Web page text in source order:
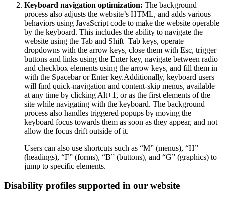
Keyboard navigation optimization: The background
process also adjusts the website’s HTML, and adds various
behaviors using JavaScript code to make the website operable
by the keyboard. This includes the ability to navigate the
website using the Tab and Shift+Tab keys, operate
dropdowns with the arrow keys, close them with Esc, trigger
buttons and links using the Enter key, navigate between radio
and checkbox elements using the arrow keys, and fill them in
with the Spacebar or Enter key.Additionally, keyboard users
will find quick-navigation and content-skip menus, available
at any time by clicking Alt+1, or as the first elements of the
site while navigating with the keyboard. The background
process also handles triggered popups by moving the
keyboard focus towards them as soon as they appear, and not
allow the focus drift outside of it.
Users can also use shortcuts such as “M” (menus), “H”
(headings), “F” (forms), “B” (buttons), and “G” (graphics) to
jump to specific elements.
Disability profiles supported in our website